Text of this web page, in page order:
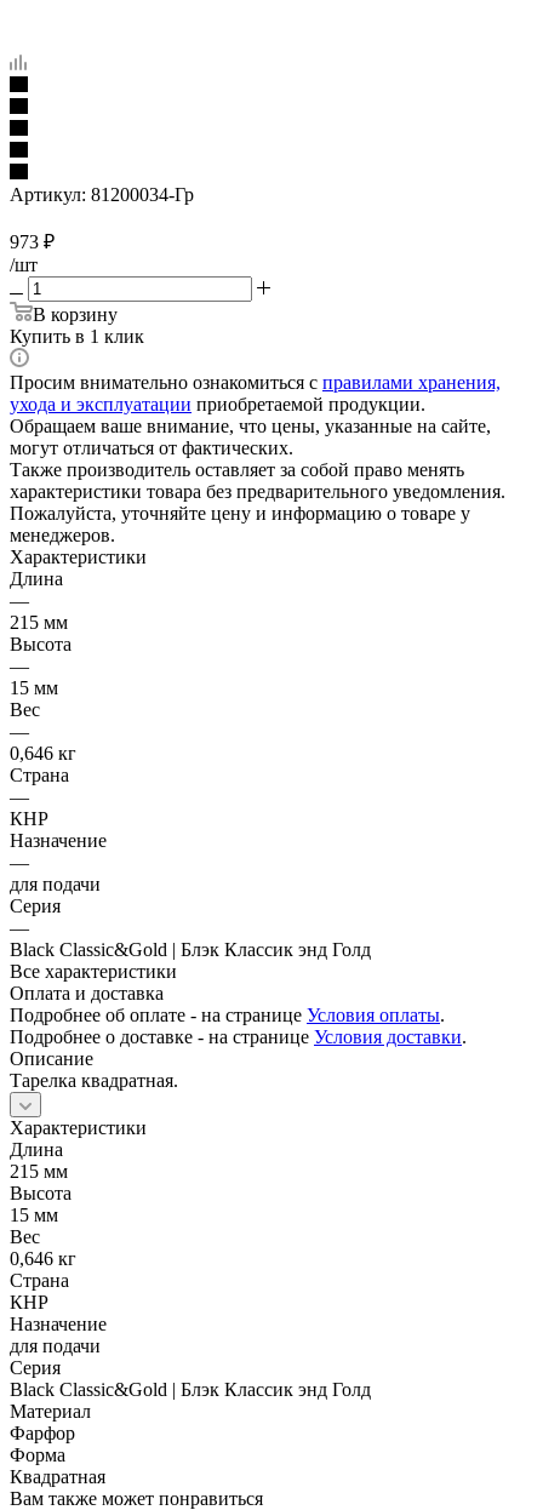
Артикул: 81200034-Гр
973 ₽
/шт
В корзину
Купить в 1 клик
Просим внимательно ознакомиться с правилами хранения,
ухода и эксплуатации приобретаемой продукции.
Обращаем ваше внимание, что цены, указанные на сайте,
могут отличаться от фактических.
Также производитель оставляет за собой право менять
характеристики товара без предварительного уведомления.
Пожалуйста, уточняйте цену и информацию о товаре у
менеджеров.
Характеристики
Длина
—
215 мм
Высота
—
15 мм
Вес
—
0,646 кг
Страна
—
КНР
Назначение
—
для подачи
Серия
—
Black Classic&Gold | Блэк Классик энд Голд
Все характеристики
Оплата и доставка
Подробнее об оплате - на странице Условия оплаты.
Подробнее о доставке - на странице Условия доставки.
Описание
Тарелка квадратная.
Характеристики
Длина
215 мм
Высота
15 мм
Вес
0,646 кг
Страна
КНР
Назначение
для подачи
Серия
Black Classic&Gold | Блэк Классик энд Голд
Материал
Фарфор
Форма
Квадратная
Вам также может понравиться